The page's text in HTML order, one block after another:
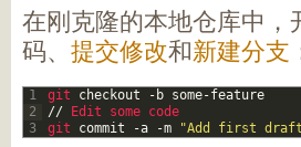
在刚克隆的本地仓库中
码、 提交修改和新建分支
1
2
3
git checkout - b some-feature
// Edit some code
git commit -a -m "Add first draft